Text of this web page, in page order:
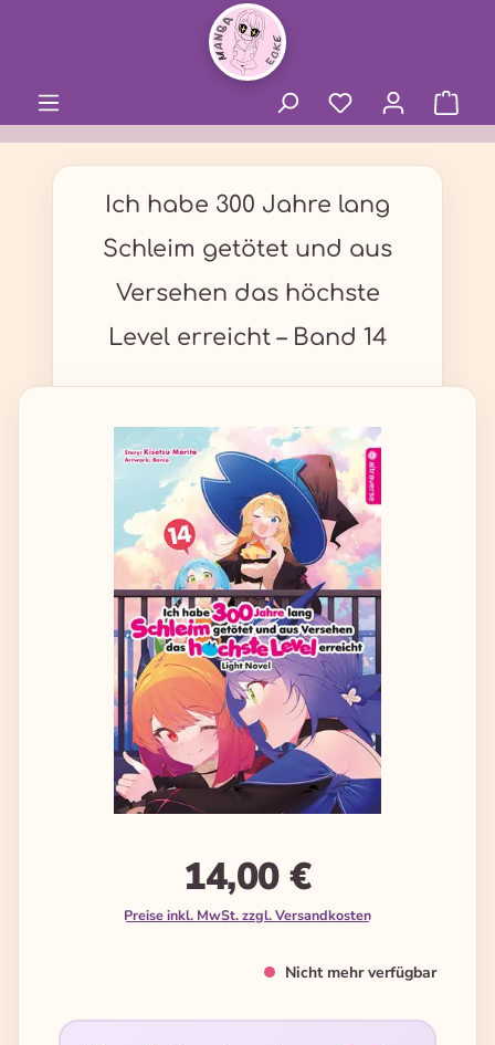
Ich habe 300 Jahre lang
Schleim getötet und aus
Versehen das höchste
Level erreicht – Band 14
Bildergalerie überspringen
14,00 €
Preise inkl. MwSt. zzgl. Versandkosten
Nicht mehr verfügbar